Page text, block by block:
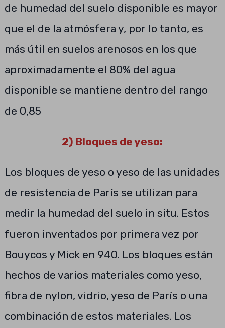
de humedad del suelo disponible es mayor
que el de la atmósfera y, por lo tanto, es
más útil en suelos arenosos en los que
aproximadamente el 80% del agua
disponible se mantiene dentro del rango
de 0,85
2) Bloques de yeso:
Los bloques de yeso o yeso de las unidades
de resistencia de París se utilizan para
medir la humedad del suelo in situ. Estos
fueron inventados por primera vez por
Bouycos y Mick en 940. Los bloques están
hechos de varios materiales como yeso,
fibra de nylon, vidrio, yeso de París o una
combinación de estos materiales. Los